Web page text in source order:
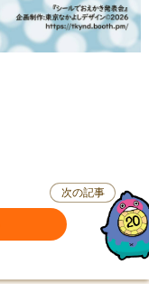
次の記事